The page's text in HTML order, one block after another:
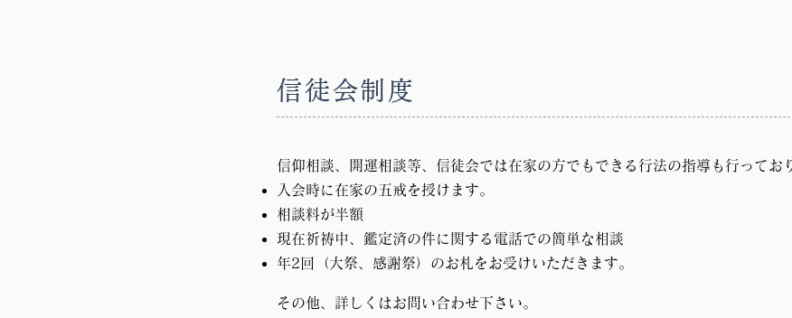
信徒会制度​
信仰相談、開運相談等、信徒会では在家の方でもできる行法の指導も行ってお
入会時に在家の五戒を授けます。
相談料が半額
現在祈祷中、鑑定済の件に関する電話での簡単な相談
年2回（大祭、感謝祭）のお札をお受けいただきます。
その他、詳しくはお問い合わせ下さい。